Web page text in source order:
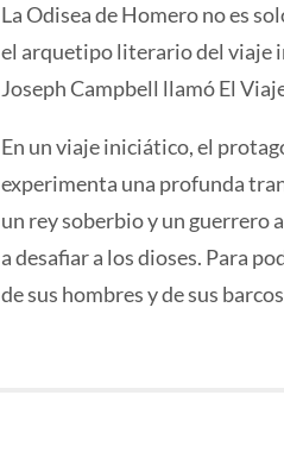
La Odisea de Homero no es
el arquetipo literario del viaje
Joseph Campbell llamó El
En un viaje iniciático, el
experimenta una profunda
un rey soberbio y un guerrero
a desafiar a los dioses. Para
de sus hombres y de sus